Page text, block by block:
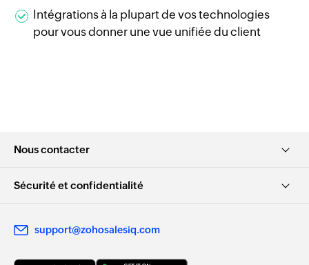
Intégrations à la plupart de vos technologies
pour vous donner une vue unifiée du client
Nous contacter
Sécurité et confidentialité
support@zohosalesiq.com